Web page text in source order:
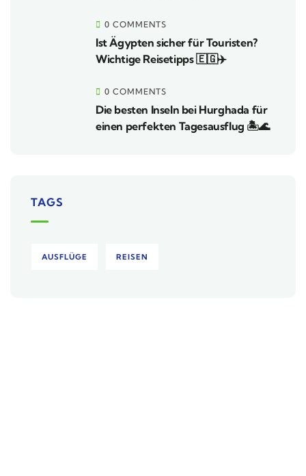
0 COMMENTS
Ist Ägypten sicher für Touristen?
Wichtige Reisetipps 🇪🇬✈️
0 COMMENTS
Die besten Inseln bei Hurghada für
einen perfekten Tagesausflug 🏝️🌊
TAGS
AUSFLÜGE REISEN